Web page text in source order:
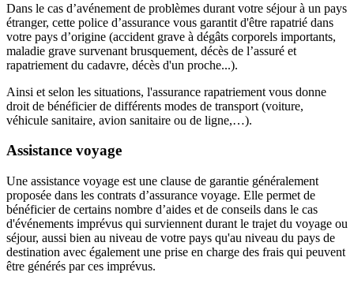
Dans le cas d’avénement de problèmes durant votre séjour à un pays
étranger, cette police d’assurance vous garantit d'être rapatrié dans
votre pays d’origine (accident grave à dégâts corporels importants,
maladie grave survenant brusquement, décès de l’assuré et
rapatriement du cadavre, décès d'un proche...).
Ainsi et selon les situations, l'assurance rapatriement vous donne
droit de bénéficier de différents modes de transport (voiture,
véhicule sanitaire, avion sanitaire ou de ligne,…).
Assistance voyage
Une assistance voyage est une clause de garantie généralement
proposée dans les contrats d’assurance voyage. Elle permet de
bénéficier de certains nombre d’aides et de conseils dans le cas
d'événements imprévus qui surviennent durant le trajet du voyage ou
séjour, aussi bien au niveau de votre pays qu'au niveau du pays de
destination avec également une prise en charge des frais qui peuvent
être générés par ces imprévus.